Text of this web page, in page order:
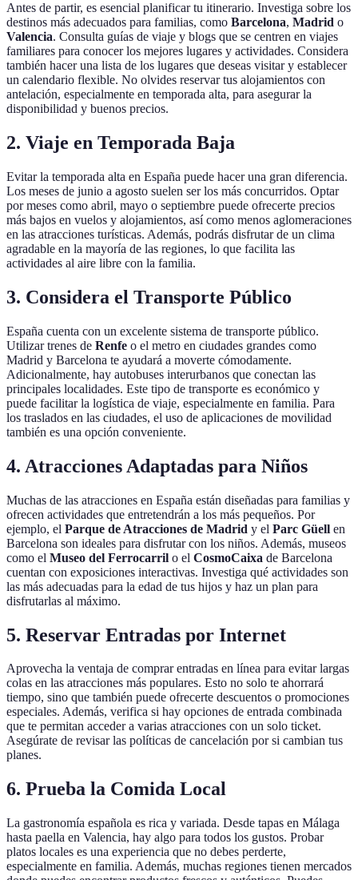
Antes de partir, es esencial planificar tu itinerario. Investiga sobre los
destinos más adecuados para familias, como Barcelona, Madrid o
Valencia. Consulta guías de viaje y blogs que se centren en viajes
familiares para conocer los mejores lugares y actividades. Considera
también hacer una lista de los lugares que deseas visitar y establecer
un calendario flexible. No olvides reservar tus alojamientos con
antelación, especialmente en temporada alta, para asegurar la
disponibilidad y buenos precios.
2. Viaje en Temporada Baja
Evitar la temporada alta en España puede hacer una gran diferencia.
Los meses de junio a agosto suelen ser los más concurridos. Optar
por meses como abril, mayo o septiembre puede ofrecerte precios
más bajos en vuelos y alojamientos, así como menos aglomeraciones
en las atracciones turísticas. Además, podrás disfrutar de un clima
agradable en la mayoría de las regiones, lo que facilita las
actividades al aire libre con la familia.
3. Considera el Transporte Público
España cuenta con un excelente sistema de transporte público.
Utilizar trenes de Renfe o el metro en ciudades grandes como
Madrid y Barcelona te ayudará a moverte cómodamente.
Adicionalmente, hay autobuses interurbanos que conectan las
principales localidades. Este tipo de transporte es económico y
puede facilitar la logística de viaje, especialmente en familia. Para
los traslados en las ciudades, el uso de aplicaciones de movilidad
también es una opción conveniente.
4. Atracciones Adaptadas para Niños
Muchas de las atracciones en España están diseñadas para familias y
ofrecen actividades que entretendrán a los más pequeños. Por
ejemplo, el Parque de Atracciones de Madrid y el Parc Güell en
Barcelona son ideales para disfrutar con los niños. Además, museos
como el Museo del Ferrocarril o el CosmoCaixa de Barcelona
cuentan con exposiciones interactivas. Investiga qué actividades son
las más adecuadas para la edad de tus hijos y haz un plan para
disfrutarlas al máximo.
5. Reservar Entradas por Internet
Aprovecha la ventaja de comprar entradas en línea para evitar largas
colas en las atracciones más populares. Esto no solo te ahorrará
tiempo, sino que también puede ofrecerte descuentos o promociones
especiales. Además, verifica si hay opciones de entrada combinada
que te permitan acceder a varias atracciones con un solo ticket.
Asegúrate de revisar las políticas de cancelación por si cambian tus
planes.
6. Prueba la Comida Local
La gastronomía española es rica y variada. Desde tapas en Málaga
hasta paella en Valencia, hay algo para todos los gustos. Probar
platos locales es una experiencia que no debes perderte,
especialmente en familia. Además, muchas regiones tienen mercados